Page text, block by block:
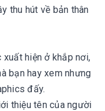
thu hút về bản thân
xuất hiện ở khắp nơi,
bạn hay xem nhưng
đấy.
thiệu tên của người